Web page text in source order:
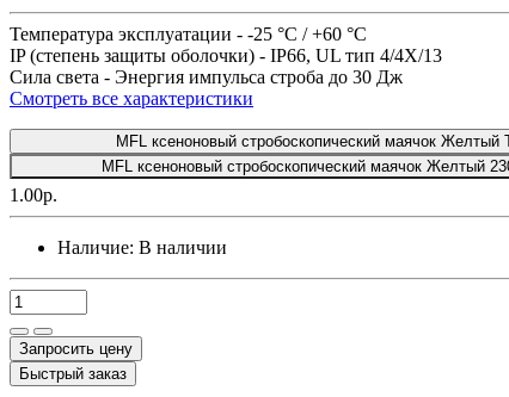
Температура эксплуатации - -25 °C / +60 °C
IP (степень защиты оболочки) - IP66, UL тип 4/4X/13
Сила света - Энергия импульса строба до 30 Дж
Смотреть все характеристики
MFL ксеноновый стробоскопический маячок Желтый
MFL ксеноновый стробоскопический маячок Желтый
1.00р.
Наличие: В наличии
Запросить цену
Быстрый заказ